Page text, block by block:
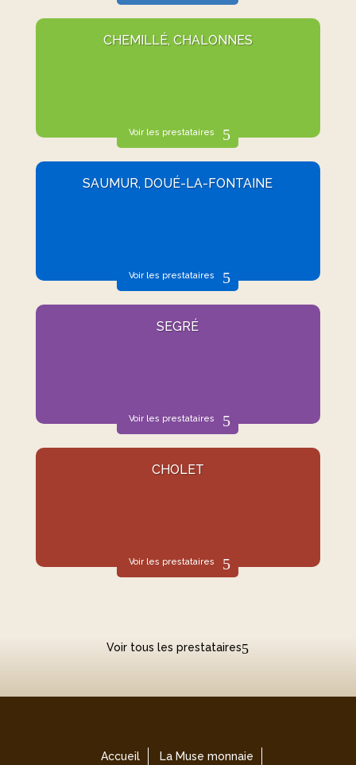
CHEMILLÉ, CHALONNES
Voir les prestataires
SAUMUR, DOUÉ-LA-FONTAINE
Voir les prestataires
SEGRÉ
Voir les prestataires
CHOLET
Voir les prestataires
Voir tous les prestataires
Accueil La Muse monnaie